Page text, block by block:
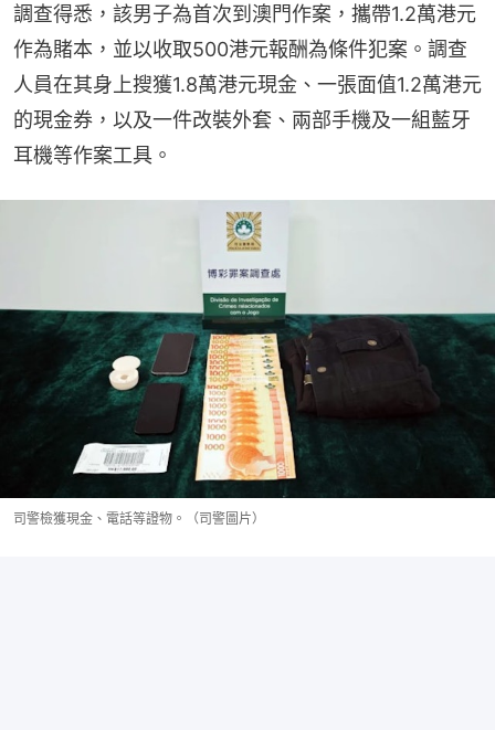
調查得悉，該男子為首次到澳門作案，攜帶1.2萬港元
作為賭本，並以收取500港元報酬為條件犯案。調查
人員在其身上搜獲1.8萬港元現金、一張面值1.2萬港元
的現金券，以及一件改裝外套、兩部手機及一組藍牙
耳機等作案工具。
司警檢獲現金、電話等證物。（司警圖片）